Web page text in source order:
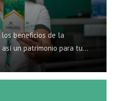
beneficios de la
un patrimonio para tu